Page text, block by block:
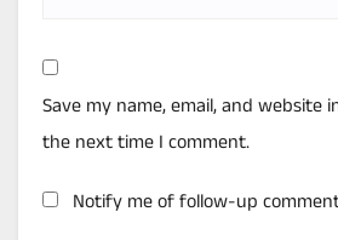
Save my name, email, and website
the next time I comment.
Notify me of follow-up